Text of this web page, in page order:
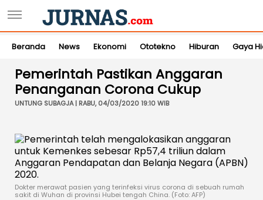
Beranda News Ekonomi Ototekno Hiburan Gaya
Pemerintah Pastikan Anggaran
Penanganan Corona Cukup
UNTUNG SUBAGJA | RABU, 04/03/2020 19:10 WIB
Dokter merawat pasien yang terinfeksi virus corona di sebuah rumah
sakit di Wuhan di provinsi Hubei tengah China. (Foto: AFP)